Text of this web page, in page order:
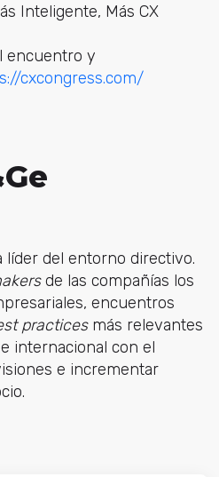
Inteligente, Más CX
encuentro y
cxcongress.com/
líder del entorno directivo.
de las compañías los
encuentros
practicesmás relevantes
internacional con el
e incrementar